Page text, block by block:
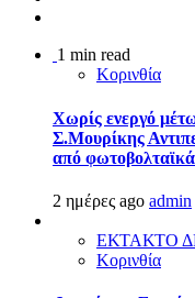
1 min read
Κορινθία
Χωρίς ενεργό
Σ.Μουρίκης
από
2 ημέρες ago admin
ΕΚΤΑΚΤΟ
Κορινθία